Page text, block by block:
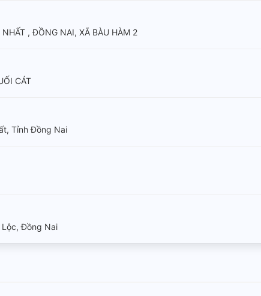
, ĐỒNG NAI, XÃ BÀU HÀM 2
CÁT
Tỉnh Đồng Nai
Lộc, Đồng Nai